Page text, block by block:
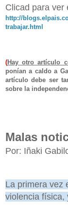
Clicad para ver
http://
trabajar.html
(Hay otro artículo
ponían a caldo a
artículo debe ser
sobre la
Malas
Por: Iñaki
La primera vez
violencia física,